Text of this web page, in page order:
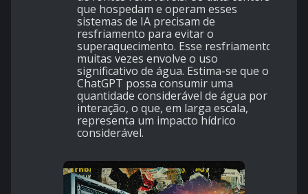
que hospedam e operam esses
sistemas de IA precisam de
resfriamento para evitar o
superaquecimento. Esse resfriamento
muitas vezes envolve o uso
significativo de água. Estima-se que o
ChatGPT possa consumir uma
quantidade considerável de água por
interação, o que, em larga escala,
representa um impacto hídrico
considerável.